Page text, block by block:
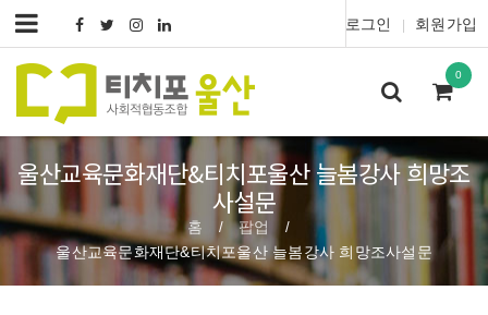
로그인 회원가입
0
울산교육문화재단&티치포울산 늘봄강사 희망조
사설문
홈 / 팝업 /
울산교육문화재단&티치포울산 늘봄강사 희망조사설문